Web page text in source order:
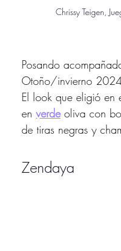
Chrissy Teigen,
Posando
Otoño/invierno
El look que eligió en
en verde oliva con
de tiras negras y
Zendaya